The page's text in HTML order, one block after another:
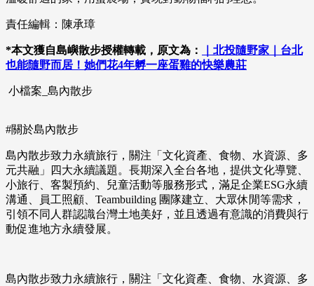
責任編輯：陳承璋
*本文獲自島嶼散步授權轉載，原文為：
｜北投隨野家｜台北
也能隨野而居！她們花4年孵一座蛋雞的快樂農莊
小檔案_島內散步
#關於島內散步
島內散步致力永續旅行，關注「文化資產、食物、水資源、多
元共融」四大永續議題。長期深入全台各地，提供文化導覽、
小旅行、客製預約、兒童活動等服務形式，滿足企業ESG永續
溝通、員工照顧、Teambuilding 團隊建立、大眾休閒等需求，
引領不同人群認識台灣土地美好，並且透過有意識的消費與行
動促進地方永續發展。
島內散步致力永續旅行，關注「文化資產、食物、水資源、多